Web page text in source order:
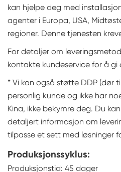
kan hjelpe deg med
agenter i Europa, USA,
regioner. Denne tjenesten
For detaljer om
kontakte kundeservice for å
* Vi kan også støtte DDP (dør
personlig kunde og ikke har
Kina, ikke bekymre deg. Du
detaljert informasjon om
tilpasse et sett med løsninger
Produksjonssyklus:
Produksjonstid: 45 dager